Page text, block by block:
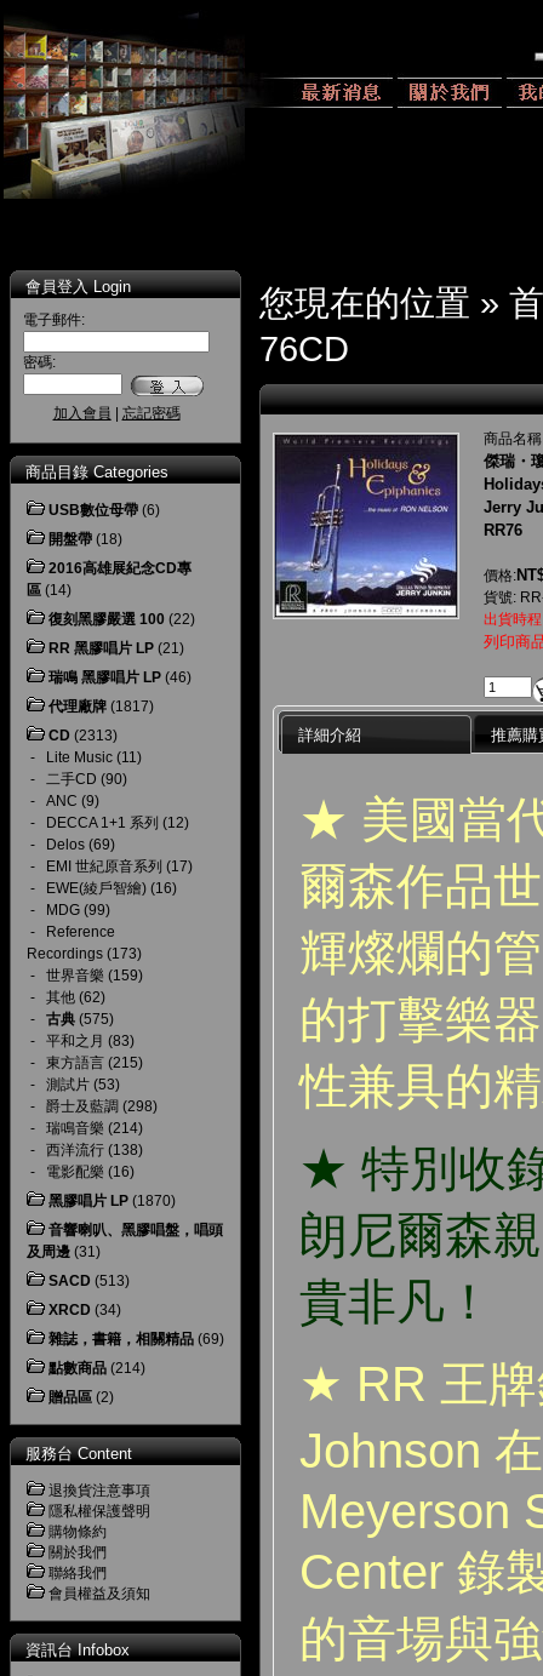
會員登入 Login
電子郵件:
密碼:
加入會員 忘記密碼
商品目錄 Categories
USB數位母帶 (6)
開盤帶 (18)
2016高雄展紀念CD專
區 (14)
復刻黑膠嚴選 100 (22)
RR 黑膠唱片 LP (21)
瑞鳴 黑膠唱片 LP (46)
代理廠牌 (1817)
CD (2313)
-
Lite Music (11)
- 二手CD (90)
- ANC (9)
-
DECCA 1+1 系列 (12)
-
Delos (69)
-
EMI 世紀原音系列 (17)
-
EWE(綾戶智繪) (16)
-
MDG (99)
-
Reference
Recordings (173)
- 世界音樂 (159)
- 其他 (62)
- 古典 (575)
- 平和之月 (83)
- 東方語言 (215)
- 測試片 (53)
- 爵士及藍調 (298)
- 瑞鳴音樂 (214)
- 西洋流行 (138)
- 電影配樂 (16)
黑膠唱片 LP (1870)
音響喇叭、黑膠唱盤，唱頭
及周邊 (31)
SACD (513)
XRCD (34)
雜誌，書籍，相關精品 (69)
點數商品 (214)
贈品區 (2)
服務台 Content
退換貨注意事項
隱私權保護聲明
購物條約
關於我們
聯絡我們
會員權益及須知
資訊台 Infobox
您現在的位置 »
76CD
商品名
傑瑞・
Jerry
RR76
價格:
貨號:
出貨時
列印商
詳細介紹 推薦購
★ 美國當
爾森作品
輝燦爛的
的打擊樂
性兼具的
★ 特別收
朗尼爾森
貴非凡！
★ RR 王
Johnson
Meyerson
Center 錄
的音場與